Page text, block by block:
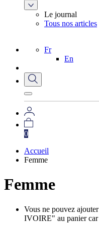
Le journal
Tous nos articles
Fr
En
0
Accueil
Femme
Femme
Vous ne pouvez
IVOIRE" au panier car